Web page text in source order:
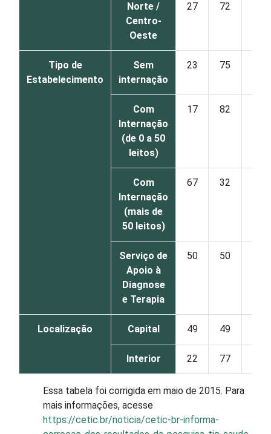
Norte /
Centro-
Oeste
27 72
Tipo de
Estabelecimento
Sem
internação
23 75
Com
Internação
(de 0 a 50
leitos)
17 82
Com
Internação
(mais de
50 leitos)
67 32
Serviço de
Apoio à
Diagnose
e Terapia
50 50
Localização Capital 49 49
Interior 22 77
Essa tabela foi corrigida em maio de 2015. Para
mais informações, acesse
https://cetic.br/noticia/cetic-br-informa-